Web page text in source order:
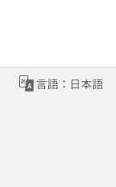
言語：日本語